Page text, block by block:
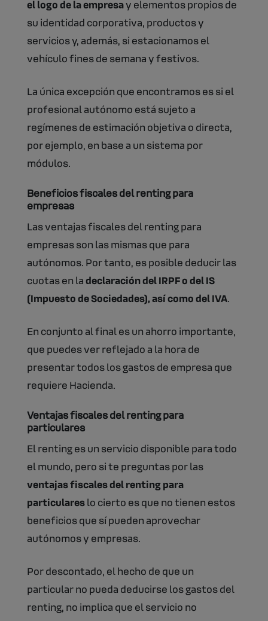
el logo de la empresay elementos propios de
su identidad corporativa, productos y
servicios y, además, si estacionamos el
vehículo fines de semana y festivos.
La única excepción que encontramos es si el
profesional autónomo está sujeto a
regímenes de estimación objetiva o directa,
por ejemplo, en base a un sistema por
módulos.
Beneficios fiscales del renting para
empresas
Las ventajas fiscales del renting para
empresas son las mismas que para
autónomos. Por tanto, es posible deducir las
cuotas en ladeclaración del IRPF o del IS
(Impuesto de Sociedades), así como del IVA.
En conjunto al final es un ahorro importante,
que puedes ver reflejado a la hora de
presentar todos los gastos de empresa que
requiere Hacienda.
Ventajas fiscales del renting para
particulares
El renting es un servicio disponible para todo
el mundo, pero si te preguntas por las
ventajas fiscales del renting para
particulareslo cierto es que no tienen estos
beneficios que sí pueden aprovechar
autónomos y empresas.
Por descontado, el hecho de que un
particular no pueda deducirse los gastos del
renting, no implica que el servicio no